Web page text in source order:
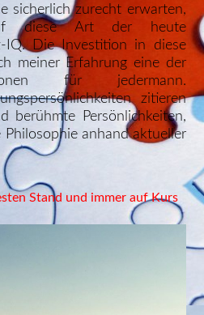
sicherlich zurecht erwarten,
diese Art der heute
IQ. Die Investition in diese
meiner Erfahrung eine der
für jedermann.
zitieren
berühmte Persönlichkeiten,
anhand aktueller
Stand und immer auf Kurs